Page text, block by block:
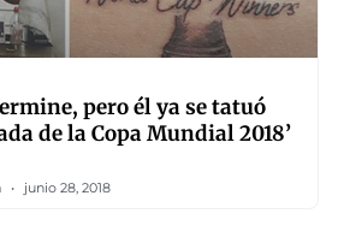
pero él ya se tatuó
de la Copa Mundial 2018’
junio 28, 2018